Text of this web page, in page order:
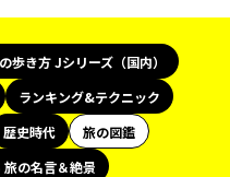
歩き方 Jシリーズ（国内）
ランキング&テクニック
歴史時代
旅の図鑑
旅の名言＆絶景